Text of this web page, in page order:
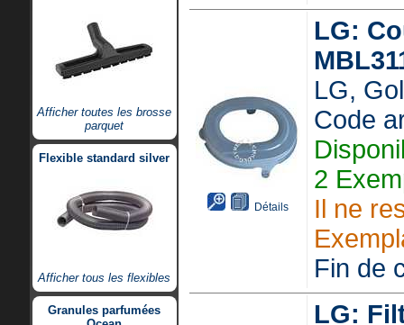
Afficher toutes les brosse
parquet
Flexible standard silver
Afficher tous les flexibles
Granules parfumées
Détails
LG:
LG,
Code
2
Il ne
Fin de
LG: